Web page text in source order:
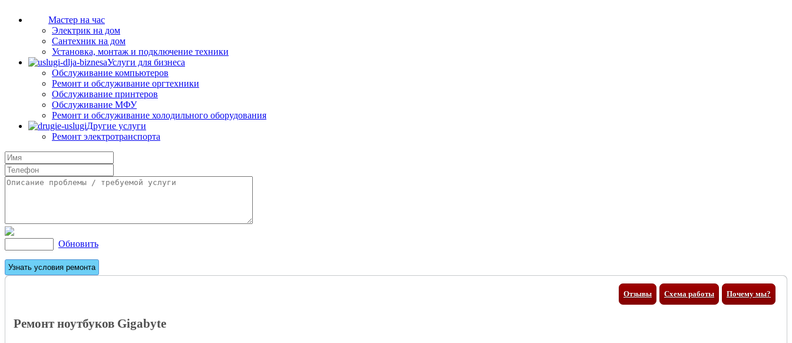
Мастер на час
Электрик на дом
Сантехник на дом
Установка, монтаж и подключение техники
Услуги для бизнеса
Обслуживание компьютеров
Ремонт и обслуживание оргтехники
Обслуживание принтеров
Обслуживание МФУ
Ремонт и обслуживание холодильного оборудования
Другие услуги
Ремонт электротранспорта
Обновить
Отзывы Почему мы?
Схема работы
Ремонт ноутбуков Gigabyte